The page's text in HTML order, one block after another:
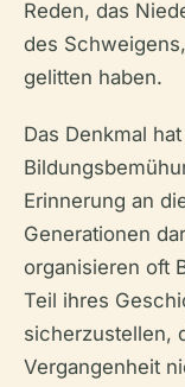
Reden, das
des
gelitten haben.
Das Denkmal
Erinnerung an
Generationen
organisieren oft
Teil ihres
sicherzustellen,
Vergangenheit